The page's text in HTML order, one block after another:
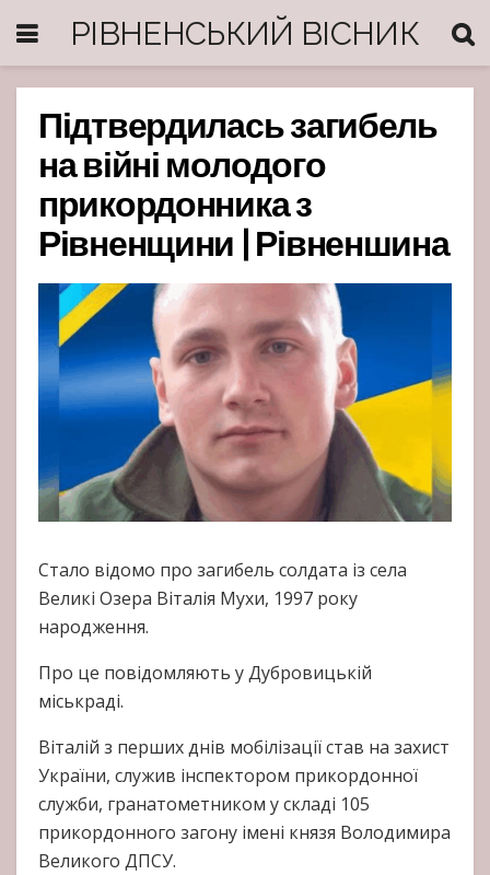
РІВНЕНСЬКИЙ ВІСНИК
Підтвердилась загибель
на війні молодого
прикордонника з
Рівненщини | Рівненшина
Стало відомо про загибель солдата із села
Великі Озера Віталія Мухи, 1997 року
народження.
Про це повідомляють у Дубровицькій
міськраді.
Віталій з перших днів мобілізації став на захист
України, служив інспектором прикордонної
служби, гранатометником у складі 105
прикордонного загону імені князя Володимира
Великого ДПСУ.